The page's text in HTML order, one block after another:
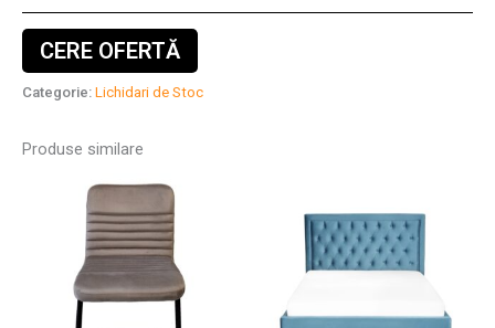
CERE OFERTĂ
Categorie: Lichidari de Stoc
Produse similare